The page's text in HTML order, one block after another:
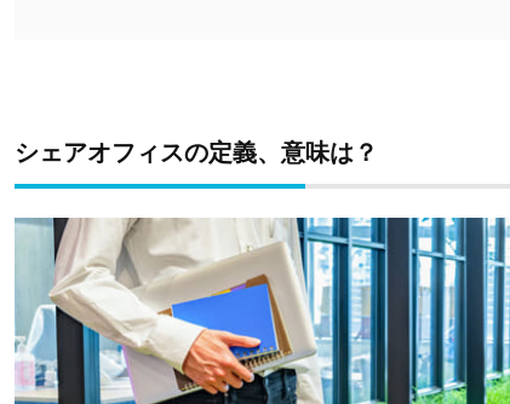
シェアオフィスの定義、意味は？